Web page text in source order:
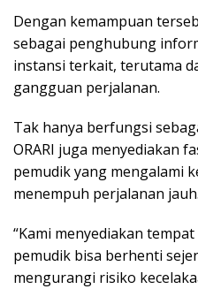
Dengan kemampuan
sebagai penghubung
instansi terkait, terutama
gangguan perjalanan.
Tak hanya berfungsi
ORARI juga menyediakan
pemudik yang mengalami
menempuh perjalanan jauh.
“Kami menyediakan
pemudik bisa berhenti
mengurangi risiko